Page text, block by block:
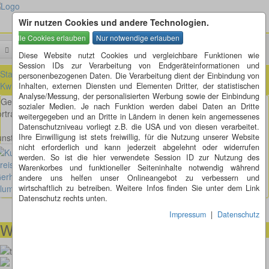
Wir nutzen Cookies und andere Technologien.
Diese Website nutzt Cookies und vergleichbare Funktionen wie
Session IDs zur Verarbeitung von Endgeräteinformationen und
personenbezogenen Daten. Die Verarbeitung dient der Einbindung von
Inhalten, externen Diensten und Elementen Dritter, der statistischen
Analyse/Messung, der personalisierten Werbung sowie der Einbindung
sozialer Medien. Je nach Funktion werden dabei Daten an Dritte
weitergegeben und an Dritte in Ländern in denen kein angemessenes
Datenschutzniveau vorliegt z.B. die USA und von diesen verarbeitet.
Ihre Einwilligung ist stets freiwillig, für die Nutzung unserer Website
nicht erforderlich und kann jederzeit abgelehnt oder widerrufen
werden. So ist die hier verwendete Session ID zur Nutzung des
Warenkorbes und funktioneller Seiteninhalte notwendig während
andere uns helfen unser Onlineangebot zu verbessern und
wirtschaftlich zu betreiben. Weitere Infos finden Sie unter dem Link
Datenschutz rechts unten.
Impressum | Datenschutz
Startseite » die Künstler der Kreisverkehre » Gerhard Jürgen Blum-
Kwiatkowski
Gerhard Jürgen Blum-Kwiatkowski
http://de.wikipedia.org/wiki/Gerhard_Jürgen_Blum-Kwiatkowski
von Gerhard Jürgen Blum-Kwiatkowski
Hünfeld
Wir helfen Ihnen gerne weiter